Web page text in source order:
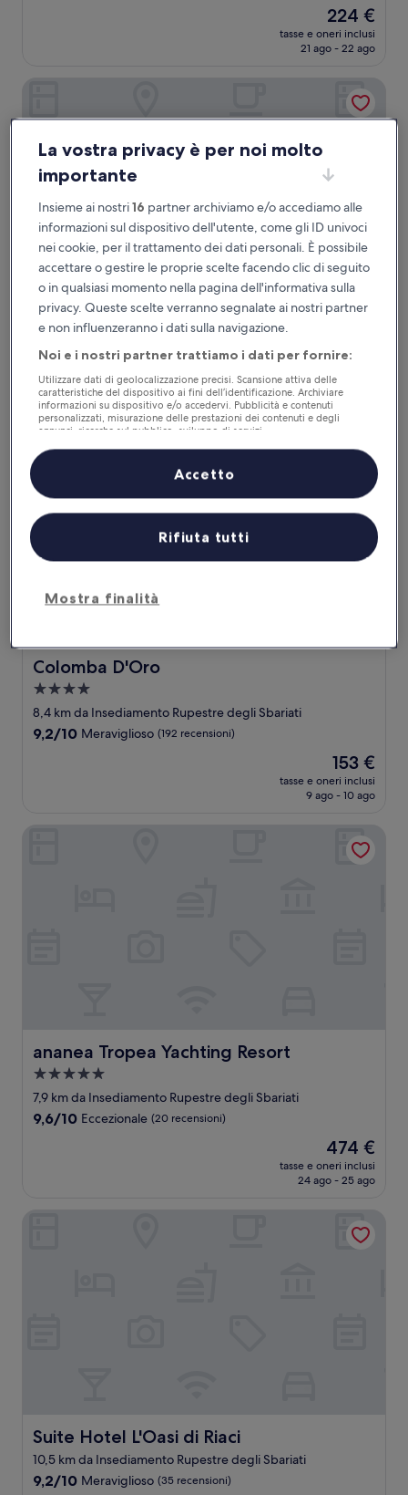
Il
prezzo
attuale
224 €
224 €
tasse e oneri inclusi
21 ago - 22 ago
Eliseo Palace Tropea
Eliseo Palace Tropea
8,2 km da Insediamento Rupestre degli Sbariati
9.2
su
10,
Meraviglioso,
(48
recensioni)
9,2/10 Meraviglioso (48 recensioni)
Il
prezzo
attuale
è
157 €
tasse e oneri inclusi
4 set - 5 set
Colomba D'Oro
Colomba D'Oro
Struttura
a
4.0
8,4 km da Insediamento Rupestre degli Sbariati
9.2
9,2/10 Meraviglioso (192 recensioni)
Il
prezzo
attuale
153 €
153 €
tasse e oneri inclusi
9 ago - 10 ago
Colomba D'Oro
ananea Tropea Yachting Resort
ananea Tropea Yachting Resort
Struttura
a
5.0
7,9 km da Insediamento Rupestre degli Sbariati
9.6
9,6/10 Eccezionale (20 recensioni)
Il
prezzo
attuale
474 €
474 €
tasse e oneri inclusi
24 ago - 25 ago
Suite Hotel L'Oasi di Riaci
Suite Hotel L'Oasi di Riaci
10,5 km da Insediamento Rupestre degli Sbariati
9.2
9,2/10 Meraviglioso (35 recensioni)
La vostra privacy è per noi molto
importante
Insieme ai nostri16 partner archiviamo e/o accediamo alle
informazioni sul dispositivo dell'utente, come gli ID univoci
nei cookie, per il trattamento dei dati personali. È possibile
accettare o gestire le proprie scelte facendo clic di seguito
o in qualsiasi momento nella pagina dell'informativa sulla
privacy. Queste scelte verranno segnalate ai nostri partner
e non influenzeranno i dati sulla navigazione.
Noi e i nostri partner trattiamo i dati per fornire:
Utilizzare dati di geolocalizzazione precisi. Scansione attiva delle
caratteristiche del dispositivo ai fini dell’identificazione. Archiviare
informazioni su dispositivo e/o accedervi. Pubblicità e contenuti
personalizzati, misurazione delle prestazioni dei contenuti e degli
annunci, ricerche sul pubblico, sviluppo di servizi.
Elenco dei partner (fornitori)
Mostra finalità
Rifiuta tutti
Accetto